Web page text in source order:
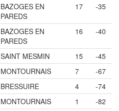
BAZOGES EN
PAREDS
17 -35
BAZOGES EN
PAREDS
16 -40
SAINT MESMIN 15
-45
MONTOURNAIS 7
-67
BRESSUIRE 4
-74
MONTOURNAIS 1
-82